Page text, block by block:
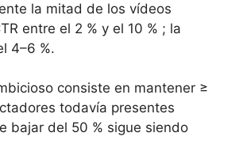
la mitad de los vídeos
entre el 2 % y el 10 % ; la
4–6 %.
consiste en mantener ≥
todavía presentes
bajar del 50 % sigue siendo